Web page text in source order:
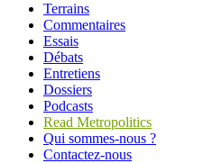
Terrains
Commentaires
Essais
Débats
Entretiens
Dossiers
Podcasts
Read Metropolitics
Qui sommes-nous ?
Contactez-nous